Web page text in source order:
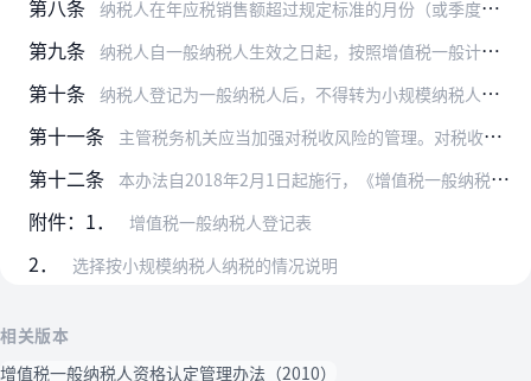
第八条 纳税人在年应税销售额超过规定标准的月份（或季度）的所属申报期结束后15日内按照本办法第六条或者第七条的规定办理相关手续；未按规定时限办理的，主管税务机关应当在规…
第九条 纳税人自一般纳税人生效之日起，按照增值税一般计税方法计算应纳税额，并可以按照规定领用增值税专用发票，财政部、国家税务总局另有规定的除外。
第十条 纳税人登记为一般纳税人后，不得转为小规模纳税人，国家税务总局另有规定的除外。
第十一条 主管税务机关应当加强对税收风险的管理。对税收遵从度低的一般纳税人，主管税务机关可以实行纳税辅导期管理，具体办法由国家税务总局另行制定。
第十二条 本办法自2018年2月1日起施行，《增值税一般纳税人资格认定管理办法》（国家税务总局令第22号公布）同时废止。
附件：1． 增值税一般纳税人登记表
2． 选择按小规模纳税人纳税的情况说明
相关版本
增值税一般纳税人资格认定管理办法（2010）